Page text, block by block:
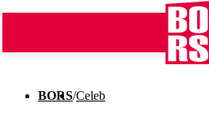
BORS/Celeb